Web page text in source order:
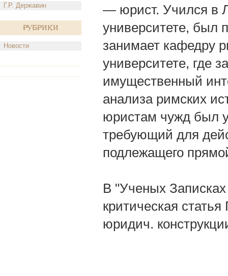
Г.Р. Державин
Рубрики
Новости
— юрист. Учился в
университете, был
занимает кафедру
университете, где
имущественный
анализа римских
юристам чужд был
требующий для
подлежащего
В "Ученых
критическая
юридич.